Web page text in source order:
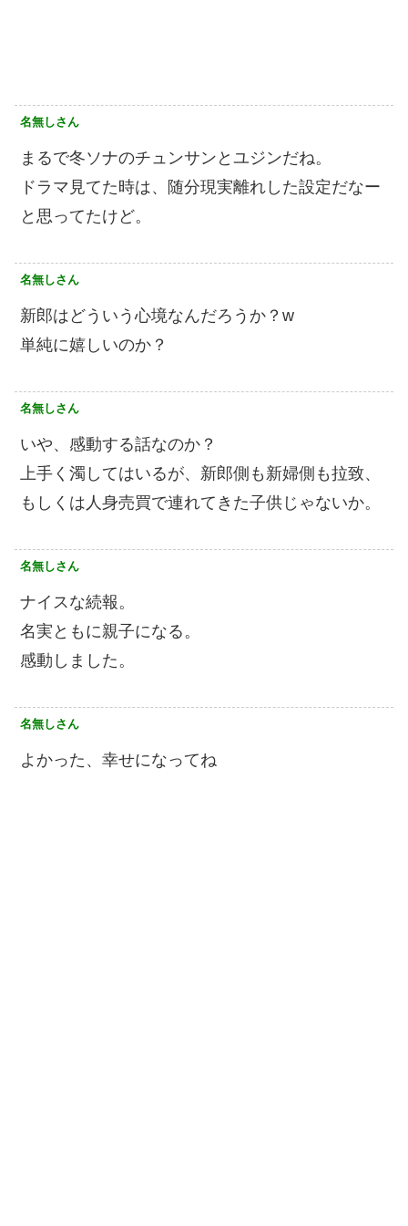
名無しさん
まるで冬ソナのチュンサンとユジンだね。
ドラマ見てた時は、随分現実離れした設定だなー
と思ってたけど。
名無しさん
新郎はどういう心境なんだろうか？w
単純に嬉しいのか？
名無しさん
いや、感動する話なのか？
上手く濁してはいるが、新郎側も新婦側も拉致、
もしくは人身売買で連れてきた子供じゃないか。
名無しさん
ナイスな続報。
名実ともに親子になる。
感動しました。
名無しさん
よかった、幸せになってね